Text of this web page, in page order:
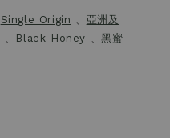
Single Origin 、 亞洲及
、 Black Honey 、黑蜜